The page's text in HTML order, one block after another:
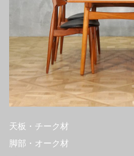
天板・チーク材
脚部・オーク材